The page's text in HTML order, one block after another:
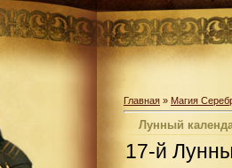
Главная » Магия
Лунный
17-й